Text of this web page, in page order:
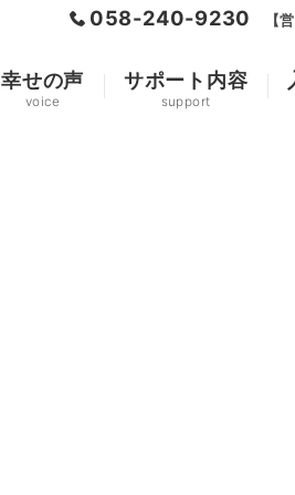
058-240-9230 【
幸せの声
voice
サポート内容
support